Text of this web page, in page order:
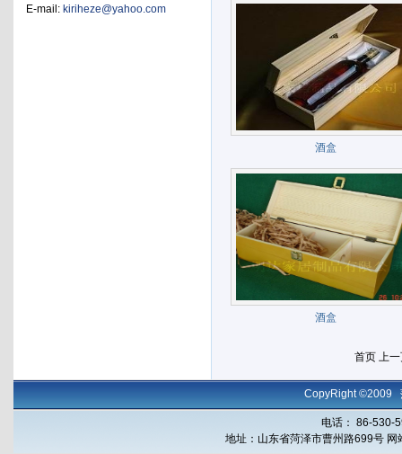
E-mail: kiriheze@yahoo.com
酒盒
酒盒
首页 上
CopyRight ©2009
电话： 86-530-
地址：山东省菏泽市曹州路699号 网